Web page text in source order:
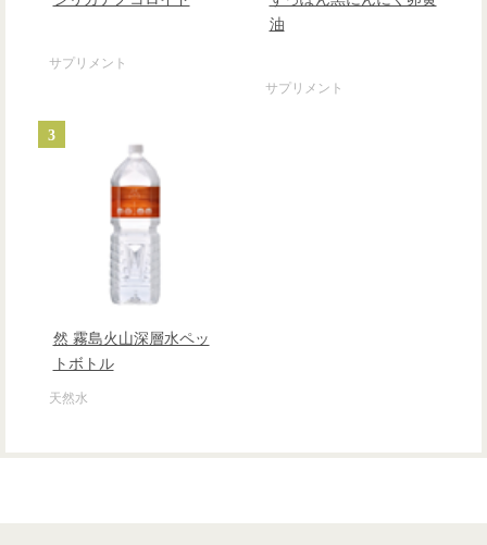
サプリメント
油
サプリメント
3
然 霧島火山深層水ペッ
トボトル
天然水